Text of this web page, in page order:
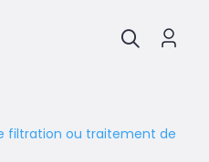
filtration ou traitement de